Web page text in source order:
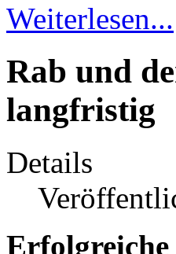
Weiterlesen...
Rab und
langfristig
Details